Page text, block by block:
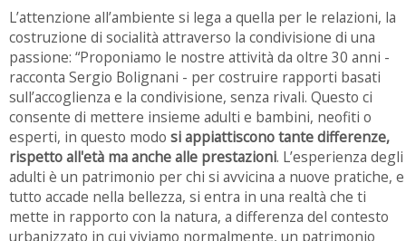
L’attenzione all’ambiente si lega a quella per le relazioni, la
costruzione di socialità attraverso la condivisione di una
passione: “Proponiamo le nostre attività da oltre 30 anni -
racconta Sergio Bolignani - per costruire rapporti basati
sull’accoglienza e la condivisione, senza rivali. Questo ci
consente di mettere insieme adulti e bambini, neofiti o
esperti, in questo modo si appiattiscono tante differenze,
rispetto all'età ma anche alle prestazioni. L’esperienza degli
adulti è un patrimonio per chi si avvicina a nuove pratiche, e
tutto accade nella bellezza, si entra in una realtà che ti
mette in rapporto con la natura, a differenza del contesto
urbanizzato in cui viviamo normalmente, un patrimonio